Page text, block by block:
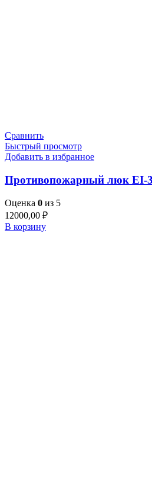
Сравнить
Быстрый просмотр
Добавить в избранное
Противопожарный люк EI-
Оценка 0 из 5
12000,00 ₽
В корзину